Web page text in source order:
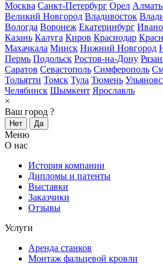
Москва Санкт-Петербург Орел
Великий Новгород Владивосток
Вологда Воронеж Екатеринбург
Казань Калуга Киров Краснодар
Махачкала Минск Нижний Новгород
Пермь Подольск Ростов-на-Дону
Саратов Севастополь Симферополь
Тольятти Томск Тула Тюмень
Челябинск Шымкент Ярославль
×
Ваш город ?
Нет Да
Меню
О нас
История компании
Дипломы и патенты
Выставки
Заказчики
Отзывы
Услуги
Аренда станков
Монтаж фальцевой кровли